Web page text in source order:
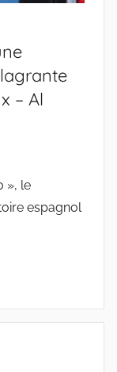
– Al
», le
espagnol